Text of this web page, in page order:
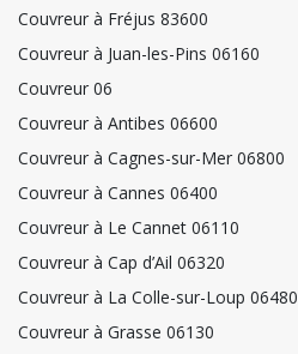
Couvreur à Fréjus 83600
Couvreur à Juan-les-Pins 06160
Couvreur 06
Couvreur à Antibes 06600
Couvreur à Cagnes-sur-Mer 06800
Couvreur à Cannes 06400
Couvreur à Le Cannet 06110
Couvreur à Cap d’Ail 06320
Couvreur à La Colle-sur-Loup 06480
Couvreur à Grasse 06130